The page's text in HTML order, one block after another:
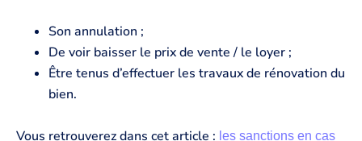
Son annulation ;
De voir baisser le prix de vente / le loyer ;
Être tenus d’effectuer les travaux de rénovation du
bien.
Vous retrouverez dans cet article : les sanctions en cas